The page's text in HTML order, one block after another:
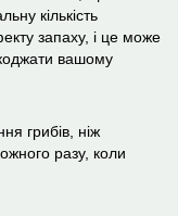
кількість
запаху, і це може
вашому
грибів, ніж
разу, коли